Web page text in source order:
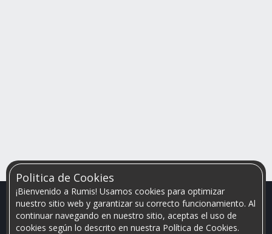
Politica de Cookies
¡Bienvenido a Rumis! Usamos cookies para optimizar
nuestro sitio web y garantizar su correcto funcionamiento. Al
continuar navegando en nuestro sitio, aceptas el uso de
cookies según lo descrito en nuestra Política de Cookies.